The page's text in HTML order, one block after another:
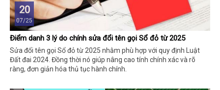
20
07/25
Điểm danh 3 lý do chính sửa đổi tên gọi Sổ đỏ từ 2025
Sửa đổi tên gọi Sổ đỏ từ 2025 nhằm phù hợp với quy định Luật
Đất đai 2024. Đồng thời nó giúp nâng cao tính chính xác và rõ
ràng, đơn giản hóa thủ tục hành chính.